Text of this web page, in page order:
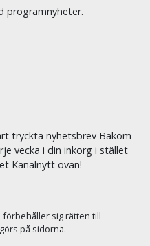
programnyheter.
tryckta nyhetsbrev Bakom
vecka i din inkorg i stället
Kanalnytt ovan!
förbehåller sig rätten till
på sidorna.